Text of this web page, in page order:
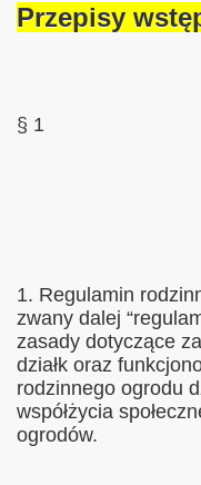
Przepisy
§ 1
1. Regulamin
zwany dalej
zasady dotyczące
działk oraz
rodzinnego ogrodu
współżycia
ogrodów.